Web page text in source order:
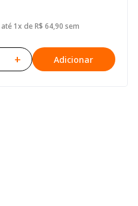
Grande, Capa Semi
1x de R$ 64,90 sem
+ Adicionar